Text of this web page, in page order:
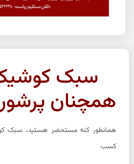
سبک
همچنان
همانطور کنه مستحضر هستید، سبک
کسب